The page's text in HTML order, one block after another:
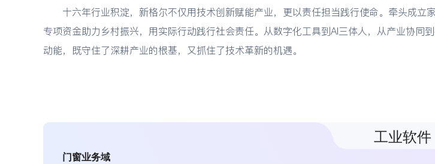
十六年行业积淀，新格尔不仅用技术创新赋能产业，更以责任担当践行使命。牵头成
专项资金助力乡村振兴，用实际行动践行社会责任。从数字化工具到AI三体人，从产业协
动能，既守住了深耕产业的根基，又抓住了技术革新的机遇。
工业软件
门窗业务域